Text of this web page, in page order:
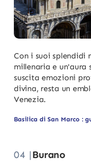
Con i suoi splendidi
millenaria e un'aura
suscita emozioni
divina, resta un
Venezia.
Basilica di San Marco :
04 |Burano